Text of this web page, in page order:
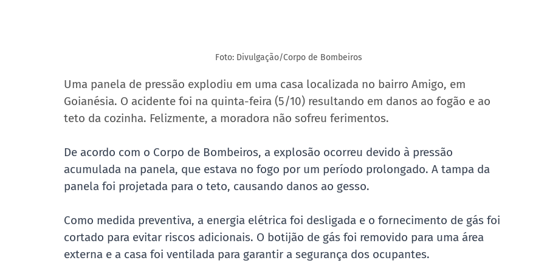
Foto: Divulgação/Corpo de Bombeiros
Uma panela de pressão explodiu em uma casa localizada no bairro Amigo, em
Goianésia. O acidente foi na quinta-feira (5/10) resultando em danos ao fogão e ao
teto da cozinha. Felizmente, a moradora não sofreu ferimentos.
De acordo com o Corpo de Bombeiros, a explosão ocorreu devido à pressão
acumulada na panela, que estava no fogo por um período prolongado. A tampa da
panela foi projetada para o teto, causando danos ao gesso.
Como medida preventiva, a energia elétrica foi desligada e o fornecimento de gás foi
cortado para evitar riscos adicionais. O botijão de gás foi removido para uma área
externa e a casa foi ventilada para garantir a segurança dos ocupantes.